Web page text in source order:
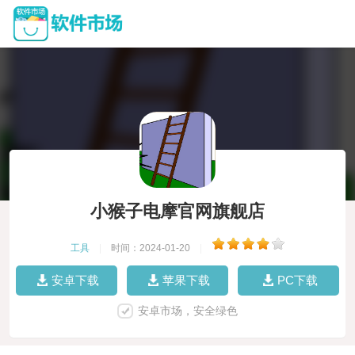
小猴子电摩官网旗舰店
工具 时间：2024-01-20
安卓下载 苹果下载 PC下载
安卓市场，安全绿色